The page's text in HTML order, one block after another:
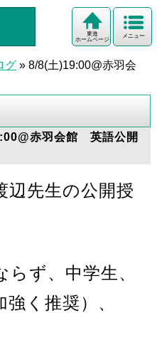
メニュー
東進
ホームページ
グ » 8/8(土)19:00@赤羽会
赤羽会館 英語公開
辺先生の公開授
ず、中学生、
く推奨）、